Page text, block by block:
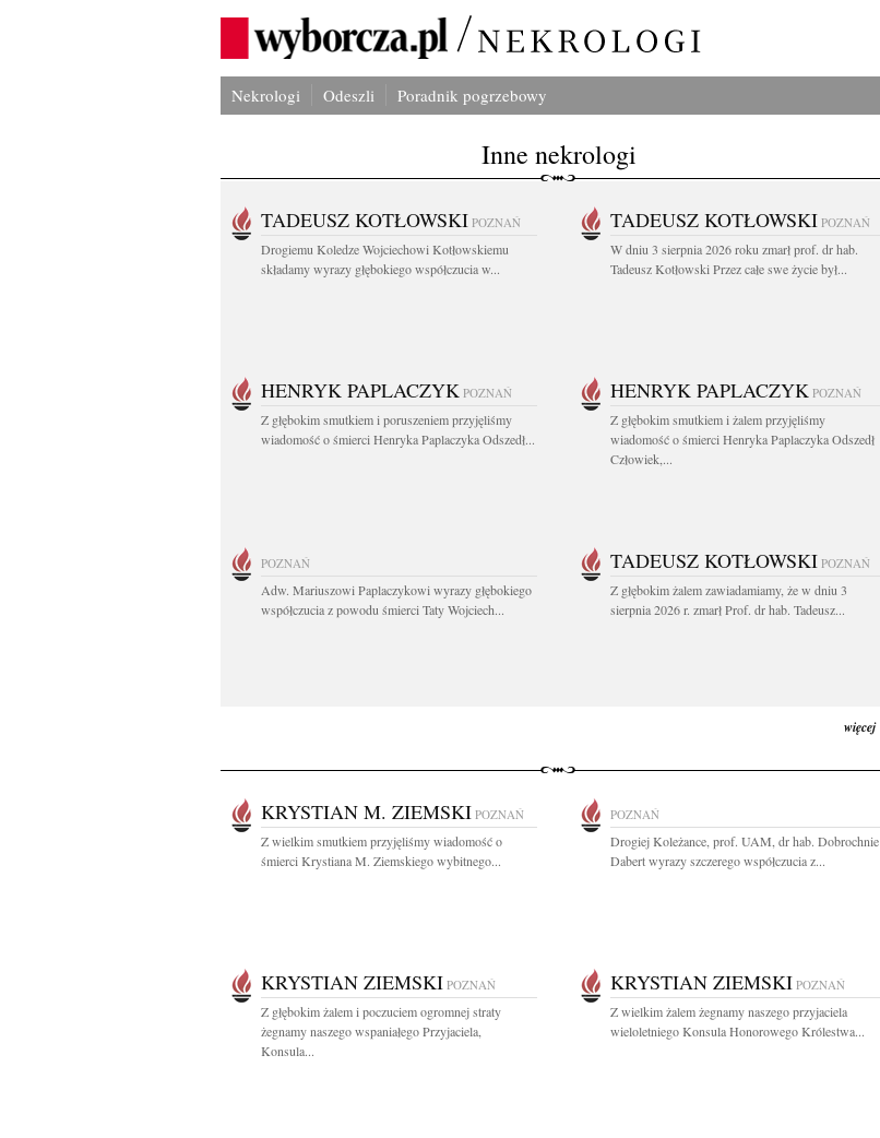
Nekrologi Odeszli Poradnik pogrzebowy
Inne nekrologi
TADEUSZ KOTŁOWSKI POZNAŃ
Drogiemu Koledze Wojciechowi Kotłowskiemu
składamy wyrazy głębokiego współczucia w...
TADEUSZ KOTŁOWSKI POZNAŃ
W dniu 3 sierpnia 2026 roku zmarł prof. dr hab.
Tadeusz Kotłowski Przez całe swe życie był...
HENRYK PAPLACZYK POZNAŃ
Z głębokim smutkiem i poruszeniem przyjęliśmy
wiadomość o śmierci Henryka Paplaczyka Odszedł...
HENRYK PAPLACZYK POZNAŃ
Z głębokim smutkiem i żalem przyjęliśmy
wiadomość o śmierci Henryka Paplaczyka Odszedł
Człowiek,...
POZNAŃ
Adw. Mariuszowi Paplaczykowi wyrazy głębokiego
współczucia z powodu śmierci Taty Wojciech...
TADEUSZ KOTŁOWSKI POZNAŃ
Z głębokim żalem zawiadamiamy, że w dniu 3
sierpnia 2026 r. zmarł Prof. dr hab. Tadeusz...
więcej
KRYSTIAN M. ZIEMSKI POZNAŃ
Z wielkim smutkiem przyjęliśmy wiadomość o
śmierci Krystiana M. Ziemskiego wybitnego...
POZNAŃ
Drogiej Koleżance, prof. UAM, dr hab. Dobrochnie
Dabert wyrazy szczerego współczucia z...
KRYSTIAN ZIEMSKI POZNAŃ
Z głębokim żalem i poczuciem ogromnej straty
żegnamy naszego wspaniałego Przyjaciela,
Konsula...
KRYSTIAN ZIEMSKI POZNAŃ
Z wielkim żalem żegnamy naszego przyjaciela
wieloletniego Konsula Honorowego Królestwa...